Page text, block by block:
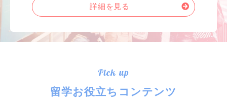
詳細を見る
Pick up
留学お役立ちコンテンツ